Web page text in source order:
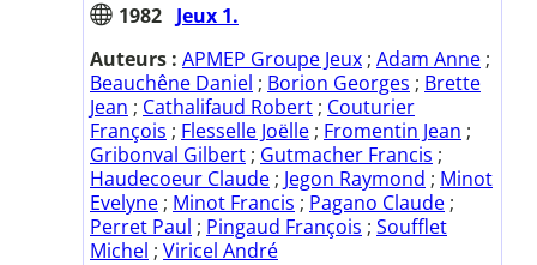
1982 Jeux 1.
Auteurs : APMEP Groupe Jeux ; Adam Anne ;
Beauchêne Daniel ; Borion Georges ; Brette
Jean ; Cathalifaud Robert ; Couturier
François ; Flesselle Joëlle ; Fromentin Jean ;
Gribonval Gilbert ; Gutmacher Francis ;
Haudecoeur Claude ; Jegon Raymond ; Minot
Evelyne ; Minot Francis ; Pagano Claude ;
Perret Paul ; Pingaud François ; Soufflet
Michel ; Viricel André